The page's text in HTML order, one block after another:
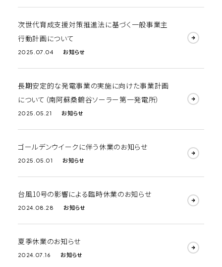
次世代育成支援対策推進法に基づく一般事業主
行動計画について
2025.07.04 お知らせ
長期安定的な発電事業の実施に向けた事業計画
について（南阿蘇桑鶴谷ソーラー第一発電所）
2025.05.21 お知らせ
ゴールデンウイークに伴う休業のお知らせ
2025.05.01 お知らせ
台風10号の影響による臨時休業のお知らせ
2024.08.28 お知らせ
夏季休業のお知らせ
2024.07.16 お知らせ